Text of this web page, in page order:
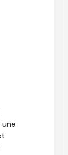
une